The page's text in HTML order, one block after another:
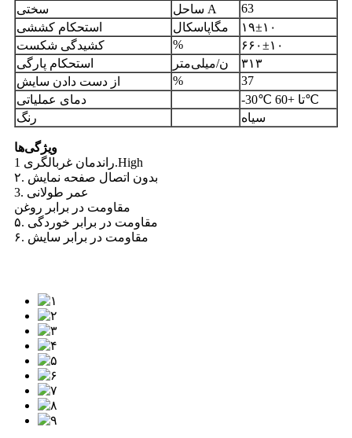
سختی
ساحل A
63
استحکام کششی
مگاپاسکال
۱۹±۱۰
کشیدگی شکست
%
۶۶۰±۱۰
استحکام پارگی
ن/میلی‌متر
۳۱۳
از دست دادن سایش
%
37
دمای عملیاتی
-30℃ تا +60℃
رنگ
سیاه
ویژگی‌ها
راندمان غربالگری 1.High
۲. بدون اتصال صفحه نمایش
3. عمر طولانی
مقاومت در برابر روغن
۵. مقاومت در برابر خوردگی
۶. مقاومت در برابر سایش